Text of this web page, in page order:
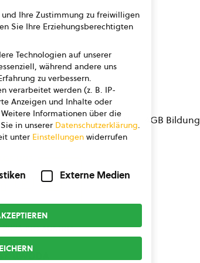
AGB AGB Marketing GmbH AGB Bildung
bio austria
und Ihre Zustimmung zu freiwilligen
Sie Ihre Erziehungsberechtigten
Technologien auf unserer
während andere uns
zu verbessern.
verarbeitet werden (z. B. IP-
Anzeigen und Inhalte oder
Weitere Informationen über die
in unserer Datenschutzerklärung.
unter Einstellungen widerrufen
Externe Medien